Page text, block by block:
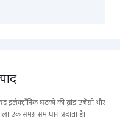
इलेक्ट्रॉनिक घटकों की ब्रांड एजेंसी और
एक समग्र समाधान प्रदाता है।